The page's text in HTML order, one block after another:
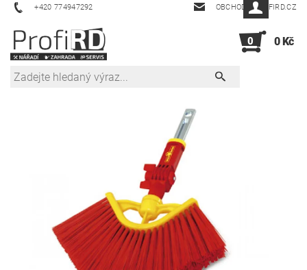
+420 774947292 OBCHOD@PROFIRD.CZ
0 0 Kč